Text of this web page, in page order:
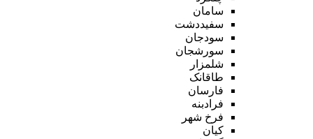
سامان
سفیددشت
سودجان
سورشجان
شلمزار
طاقانک
فارسان
فرادبنه
فرخ شهر
کیان